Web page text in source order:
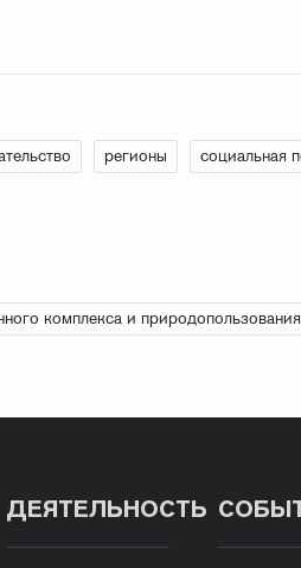
регионы социальная
комплекса и природопользования
ДЕЯТЕЛЬНОСТЬ